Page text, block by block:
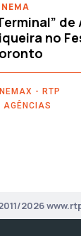
no
- RTP
AGÊNCIAS
2026